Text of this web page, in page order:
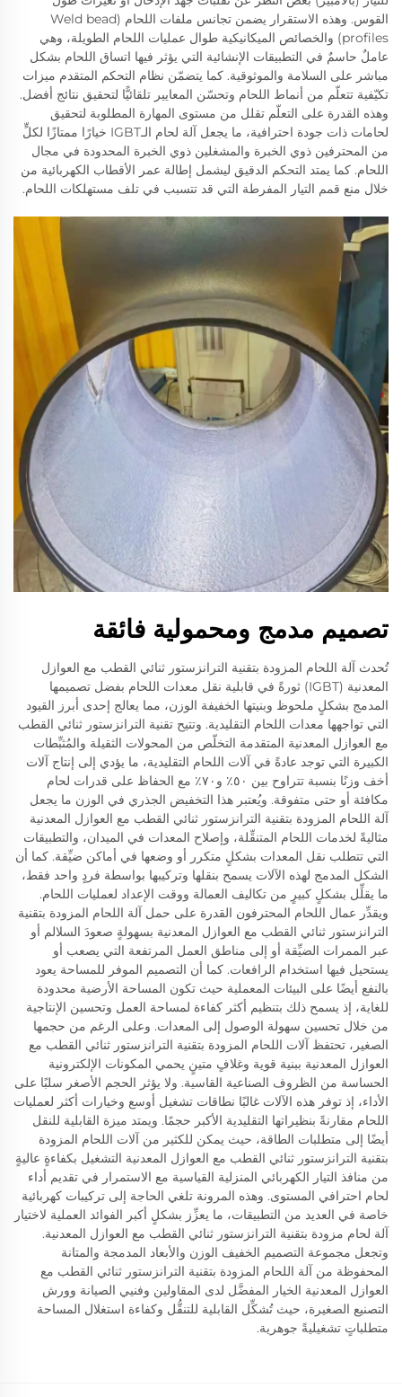
القوس. وهذه الاستقرار يضمن تجانس ملفات اللحام (Weld bead
profiles) والخصائص الميكانيكية طوال عمليات اللحام الطويلة، وهي
عاملٌ حاسمٌ في التطبيقات الإنشائية التي يؤثر فيها اتساق اللحام بشكل
مباشر على السلامة والموثوقية. كما يتضمّن نظام التحكم المتقدم ميزات
تكيّفية تتعلّم من أنماط اللحام وتحسّن المعايير تلقائيًّا لتحقيق نتائج أفضل.
وهذه القدرة على التعلّم تقلل من مستوى المهارة المطلوبة لتحقيق
لحامات ذات جودة احترافية، ما يجعل آلة لحام الـIGBT خيارًا ممتازًا لكلٍّ
من المحترفين ذوي الخبرة والمشغلين ذوي الخبرة المحدودة في مجال
اللحام. كما يمتد التحكم الدقيق ليشمل إطالة عمر الأقطاب الكهربائية من
خلال منع قمم التيار المفرطة التي قد تتسبب في تلف مستهلكات اللحام.
تصميم مدمج ومحمولية فائقة
تُحدث آلة اللحام المزودة بتقنية الترانزستور ثنائي القطب مع العوازل
المعدنية (IGBT) ثورةً في قابلية نقل معدات اللحام بفضل تصميمها
المدمج بشكلٍ ملحوظ وبنيتها الخفيفة الوزن، مما يعالج إحدى أبرز القيود
التي تواجهها معدات اللحام التقليدية. وتتيح تقنية الترانزستور ثنائي القطب
مع العوازل المعدنية المتقدمة التخلّص من المحولات الثقيلة والمُثبِّطات
الكبيرة التي توجد عادةً في آلات اللحام التقليدية، ما يؤدي إلى إنتاج آلات
أخف وزنًا بنسبة تتراوح بين ٥٠٪ و٧٠٪ مع الحفاظ على قدرات لحام
مكافئة أو حتى متفوقة. ويُعتبر هذا التخفيض الجذري في الوزن ما يجعل
آلة اللحام المزودة بتقنية الترانزستور ثنائي القطب مع العوازل المعدنية
مثاليةً لخدمات اللحام المتنقِّلة، وإصلاح المعدات في الميدان، والتطبيقات
التي تتطلب نقل المعدات بشكلٍ متكرر أو وضعها في أماكن ضيِّقة. كما أن
الشكل المدمج لهذه الآلات يسمح بنقلها وتركيبها بواسطة فردٍ واحد فقط،
ما يقلِّل بشكلٍ كبيرٍ من تكاليف العمالة ووقت الإعداد لعمليات اللحام.
ويقدِّر عمال اللحام المحترفون القدرة على حمل آلة اللحام المزودة بتقنية
الترانزستور ثنائي القطب مع العوازل المعدنية بسهولةٍ صعودَ السلالم أو
عبر الممرات الضيِّقة أو إلى مناطق العمل المرتفعة التي يصعب أو
يستحيل فيها استخدام الرافعات. كما أن التصميم الموفر للمساحة يعود
بالنفع أيضًا على البيئات المعملية حيث تكون المساحة الأرضية محدودة
للغاية، إذ يسمح ذلك بتنظيم أكثر كفاءة لمساحة العمل وتحسين الإنتاجية
من خلال تحسين سهولة الوصول إلى المعدات. وعلى الرغم من حجمها
الصغير، تحتفظ آلات اللحام المزودة بتقنية الترانزستور ثنائي القطب مع
العوازل المعدنية ببنية قوية وغلافٍ متينٍ يحمي المكونات الإلكترونية
الحساسة من الظروف الصناعية القاسية. ولا يؤثر الحجم الأصغر سلبًا على
الأداء، إذ توفر هذه الآلات غالبًا نطاقات تشغيل أوسع وخيارات أكثر لعمليات
اللحام مقارنةً بنظيراتها التقليدية الأكبر حجمًا. ويمتد ميزة القابلية للنقل
أيضًا إلى متطلبات الطاقة، حيث يمكن للكثير من آلات اللحام المزودة
بتقنية الترانزستور ثنائي القطب مع العوازل المعدنية التشغيل بكفاءةٍ عاليةٍ
من منافذ التيار الكهربائي المنزلية القياسية مع الاستمرار في تقديم أداء
لحام احترافي المستوى. وهذه المرونة تلغي الحاجة إلى تركيبات كهربائية
خاصة في العديد من التطبيقات، ما يعزِّز بشكلٍ أكبر الفوائد العملية لاختيار
آلة لحام مزودة بتقنية الترانزستور ثنائي القطب مع العوازل المعدنية.
وتجعل مجموعة التصميم الخفيف الوزن والأبعاد المدمجة والمتانة
المحفوظة من آلة اللحام المزودة بتقنية الترانزستور ثنائي القطب مع
العوازل المعدنية الخيار المفضَّل لدى المقاولين وفنيي الصيانة وورش
التصنيع الصغيرة، حيث تُشكِّل القابلية للتنقُّل وكفاءة استغلال المساحة
متطلباتٍ تشغيليةً جوهرية.